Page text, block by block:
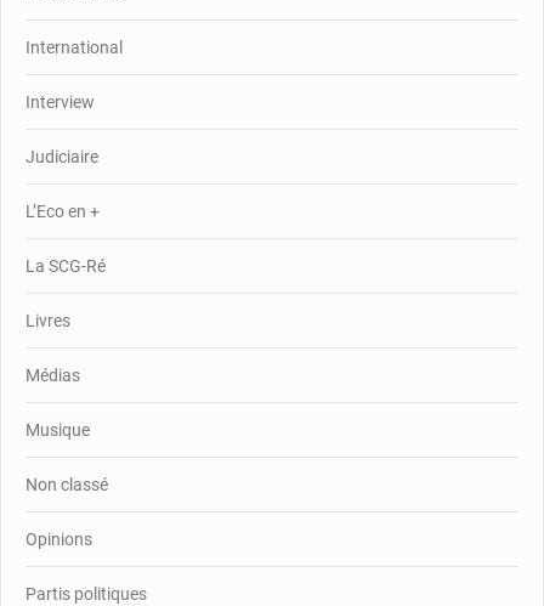
International
Interview
Judiciaire
L’Eco en +
La SCG-Ré
Livres
Médias
Musique
Non classé
Opinions
Partis politiques